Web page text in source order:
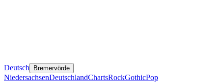
Deutsch Bremervörde
NiedersachsenDeutschlandChartsRockGothicPop